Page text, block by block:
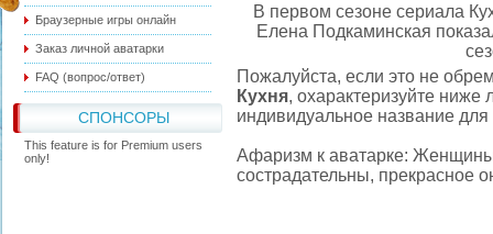
Браузерные игры онлайн
Заказ личной аватарки
FAQ (вопрос/ответ)
СПОНСОРЫ
This feature is for Premium users
only!
В первом сезоне сериала
Елена Подкаминская
Пожалуйста, если это не
Кухня, охарактеризуйте
индивидуальное название
Афаризм к аватарке:
сострадательны, прекрасное